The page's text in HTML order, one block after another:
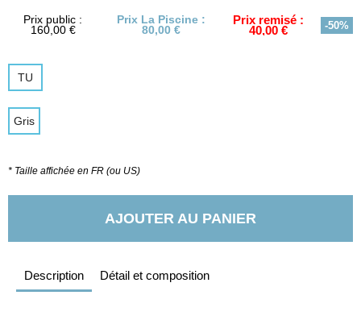
Prix public :
160,00 €
Prix La Piscine :
80,00 €
Prix remisé :
40,00 € -50%
TU
Gris
* Taille affichée en FR (ou US)
AJOUTER AU PANIER
Description Détail et composition